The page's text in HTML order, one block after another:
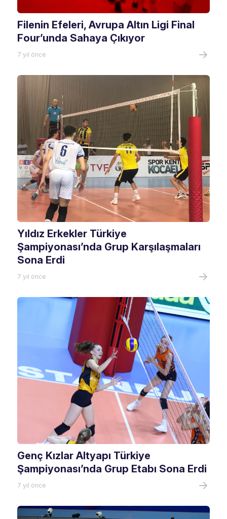
Filenin Efeleri, Avrupa Altın Ligi Final
Four’unda Sahaya Çıkıyor
7 yıl önce
Yıldız Erkekler Türkiye
Şampiyonası’nda Grup Karşılaşmaları
Sona Erdi
7 yıl önce
Genç Kızlar Altyapı Türkiye
Şampiyonası’nda Grup Etabı Sona Erdi
7 yıl önce